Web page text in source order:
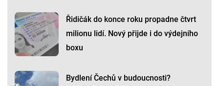
Řidičák do konce roku propadne čtvrt
milionu lidí. Nový přijde i do výdejního
boxu
Bydlení Čechů v budoucnosti?